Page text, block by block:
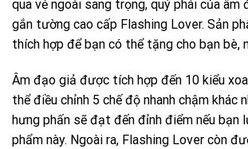
qua vẻ ngoài sang trọng, quý phái của
gắn tường cao cấp Flashing Lover. Sản
thích hợp để bạn có thể tặng cho bạn bè,
Âm đạo giả được tích hợp đến 10 kiểu
thể điều chỉnh 5 chế độ nhanh chậm khác
hưng phấn sẽ đạt đến đỉnh điểm nếu bạn
phẩm này. Ngoài ra, Flashing Lover còn